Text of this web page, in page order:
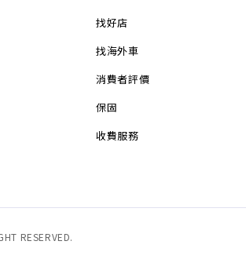
找好店
找海外車
消費者評價
保固
收費服務
RESERVED.